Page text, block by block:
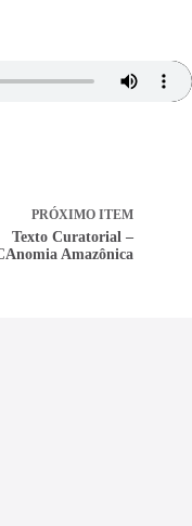
PRÓXIMO ITEM
Texto Curatorial –
Amazônica